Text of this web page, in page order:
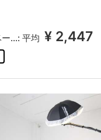
...: 平均 ¥ 2,447